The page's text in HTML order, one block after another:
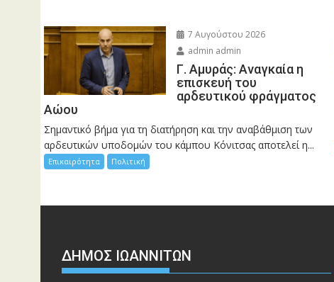
7 Αυγούστου 2026
admin admin
Γ. Αμυράς: Αναγκαία η
επισκευή του
αρδευτικού φράγματος
Αώου
Σημαντικό βήμα για τη διατήρηση και την αναβάθμιση των
αρδευτικών υποδομών του κάμπου Κόνιτσας αποτελεί η...
Επικαιρότητα Πολιτική
ΔΗΜΟΣ ΙΩΑΝΝΙΤΩΝ